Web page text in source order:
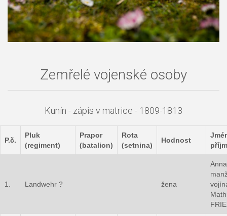
Zemřelé vojenské osoby
Kunín - zápis v matrice - 1809-1813
P.č.
Pluk
(regiment)
Prapor
(batalion)
Rota
(setnina)
Hodnost
1. Landwehr ? žena